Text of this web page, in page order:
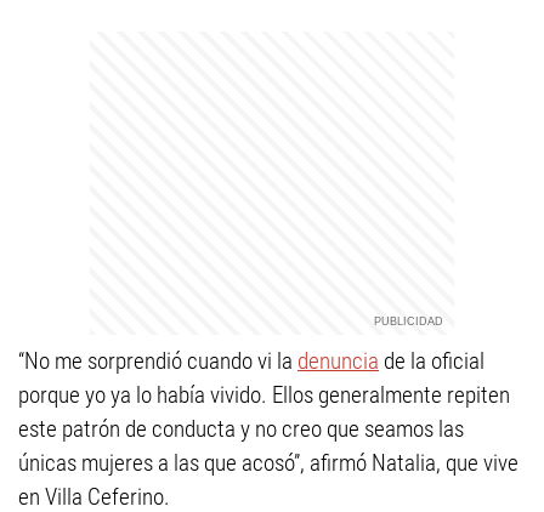
“No me sorprendió cuando vi la denuncia de la oficial
porque yo ya lo había vivido. Ellos generalmente repiten
este patrón de conducta y no creo que seamos las
únicas mujeres a las que acosó”, afirmó Natalia, que vive
en Villa Ceferino.